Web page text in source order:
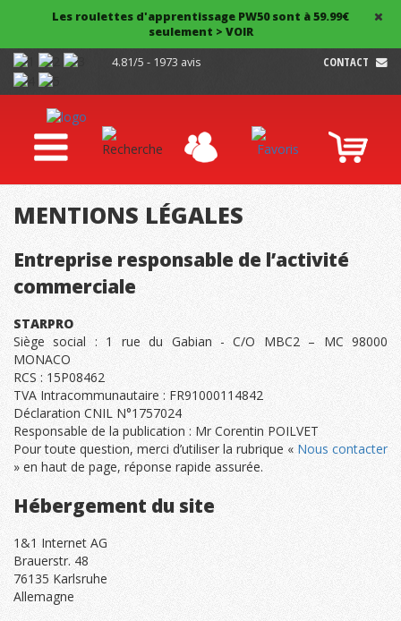
Les roulettes d'apprentissage PW50 sont à 59.99€
seulement > VOIR
4.81/5 - 1973 avis
CONTACT
MENTIONS LÉGALES
Entreprise responsable de l’activité
commerciale
STARPRO
Siège social : 1 rue du Gabian - C/O MBC2 – MC 98000
MONACO
RCS : 15P08462
TVA Intracommunautaire : FR91000114842
Déclaration CNIL N°1757024
Responsable de la publication : Mr Corentin POILVET
Pour toute question, merci d’utiliser la rubrique « Nous contacter
» en haut de page, réponse rapide assurée.
Hébergement du site
1&1 Internet AG
Brauerstr. 48
76135 Karlsruhe
Allemagne